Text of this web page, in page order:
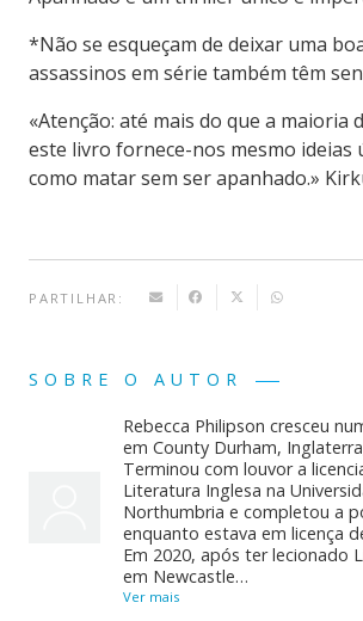
*Não se esqueçam de deixar uma
assassinos em série também têm
«Atenção: até mais do que a maioria
este livro fornece-nos mesmo ideias
como matar sem ser apanhado.»
PARTILHAR:
SOBRE O AUTOR
Rebecca Philipson cresceu
em County Durham,
Terminou com louvor a
Literatura Inglesa na
Northumbria e completou a
enquanto estava em licença
Em 2020, após ter lecionado
em Newcastle…
Ver mais